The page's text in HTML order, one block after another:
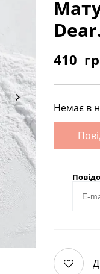
410
Немає в